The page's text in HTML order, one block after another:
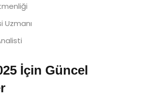
Uzmanı
İçin Güncel